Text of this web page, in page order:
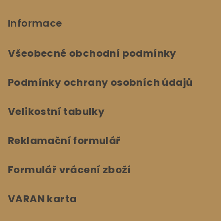
Informace
Všeobecné obchodní podmínky
Podmínky ochrany osobních údajů
Velikostní tabulky
Reklamační formulář
Formulář vrácení zboží
VARAN karta